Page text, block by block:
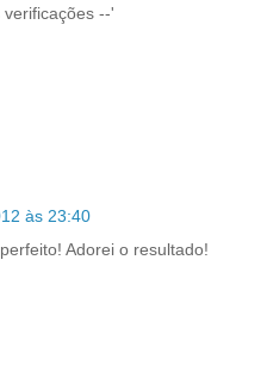
--'
às 23:40
Adorei o resultado!